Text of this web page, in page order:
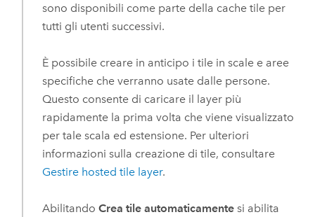
sono disponibili come parte della cache tile per
tutti gli utenti successivi.
È possibile creare in anticipo i tile in scale e aree
specifiche che verranno usate dalle persone.
Questo consente di caricare il layer più
rapidamente la prima volta che viene visualizzato
per tale scala ed estensione. Per ulteriori
informazioni sulla creazione di tile, consultare
Gestire hosted tile layer.
Abilitando Crea tile automaticamentesi abilita